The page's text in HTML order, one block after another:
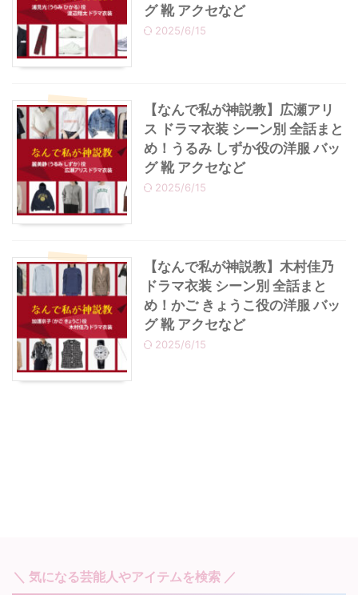
グ 靴 アクセなど
2025/6/15
【なんで私が神説教】広瀬アリ
ス ドラマ衣装 シーン別 全話まと
め！うるみ しずか役の洋服 バッ
グ 靴 アクセなど
2025/6/15
【なんで私が神説教】木村佳乃
ドラマ衣装 シーン別 全話まと
め！かご きょうこ役の洋服 バッ
グ 靴 アクセなど
2025/6/15
＼ 気になる芸能人やアイテムを検索 ／